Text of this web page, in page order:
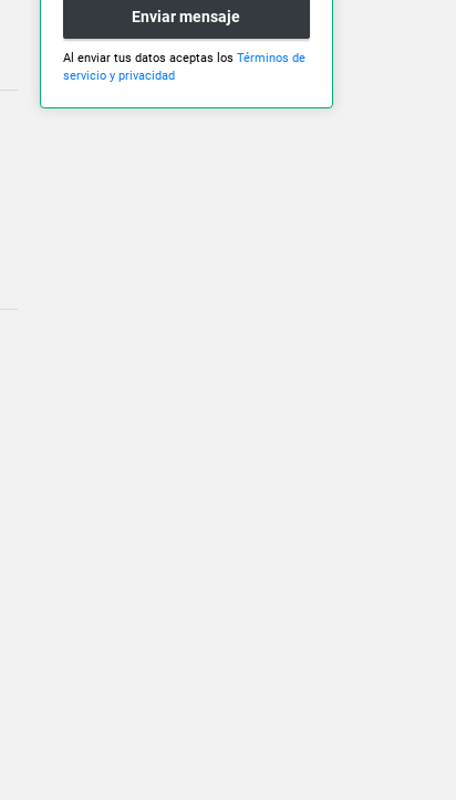
Enviar mensaje
Al enviar tus datos aceptas los Términos de
servicio y privacidad